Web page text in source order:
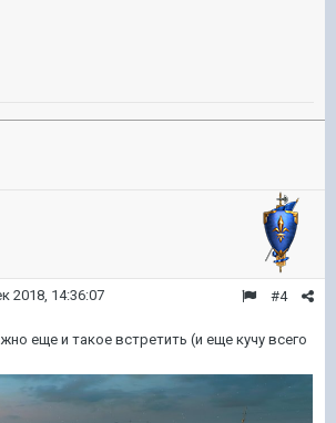
#4
2018, 14:36:07
еще и такое встретить (и еще кучу всего